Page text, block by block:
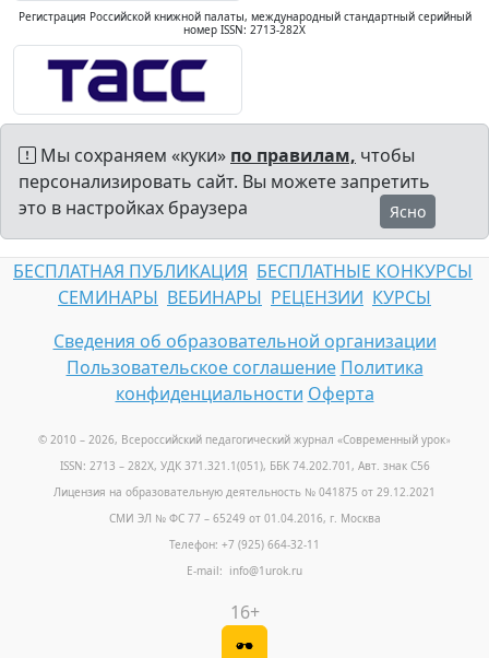
Регистрация Российской книжной палаты, международный стандартный серийный
номер ISSN: 2713-282X
Мы сохраняем «куки» по правилам, чтобы
персонализировать сайт. Вы можете запретить
это в настройках браузера
Ясно
БЕСПЛАТНАЯ ПУБЛИКАЦИЯ БЕСПЛАТНЫЕ КОНКУРСЫ
СЕМИНАРЫ ВЕБИНАРЫ РЕЦЕНЗИИ КУРСЫ
Сведения об образовательной организации
Пользовательское соглашение Политика
конфиденциальности Оферта
© 2010 – 2026, Всероссийский педагогический журнал «Современный урок»
ISSN: 2713 – 282X, УДК 371.321.1(051), ББК 74.202.701, Авт. знак С56
Лицензия на образовательную деятельность № 041875 от 29.12.2021
СМИ ЭЛ № ФС 77 – 65249 от 01.04.2016, г. Москва
Телефон: +7 (925) 664-32-11
E-mail: info@1urok.ru
16+